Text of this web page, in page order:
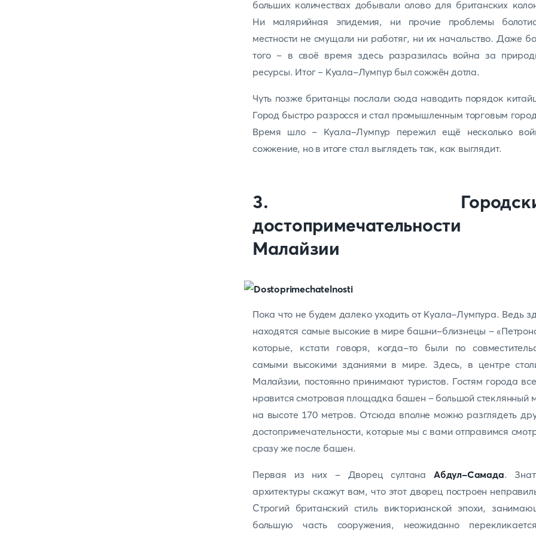
больших количествах добывали олово для британских
Ни малярийная эпидемия, ни прочие проблемы
местности не смущали ни работяг, ни их начальство. Даже
того – в своё время здесь разразилась война за
ресурсы. Итог – Куала-Лумпур был сожжён дотла.
Чуть позже британцы послали сюда наводить порядок
Город быстро разросся и стал промышленным торговым
Время шло – Куала-Лумпур пережил ещё несколько
сожжение, но в итоге стал выглядеть так, как выглядит.
3.
достопримечательности
Малайзии
Пока что не будем далеко уходить от Куала-Лумпура. Ведь
находятся самые высокие в мире башни-близнецы –
которые, кстати говоря, когда-то были по
самыми высокими зданиями в мире. Здесь, в центре
Малайзии, постоянно принимают туристов. Гостям города
нравится смотровая площадка башен – большой стеклянный
на высоте 170 метров. Отсюда вполне можно разглядеть
достопримечательности, которые мы с вами отправимся
сразу же после башен.
Первая из них - Дворец султана Абдул-Самада.
архитектуры скажут вам, что этот дворец построен
Строгий британский стиль викторианской эпохи,
большую часть сооружения, неожиданно